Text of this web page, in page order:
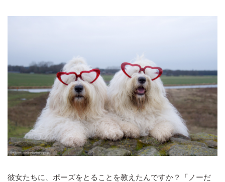
彼女たちに、ポーズをとることを教えたんですか？「ノーだ